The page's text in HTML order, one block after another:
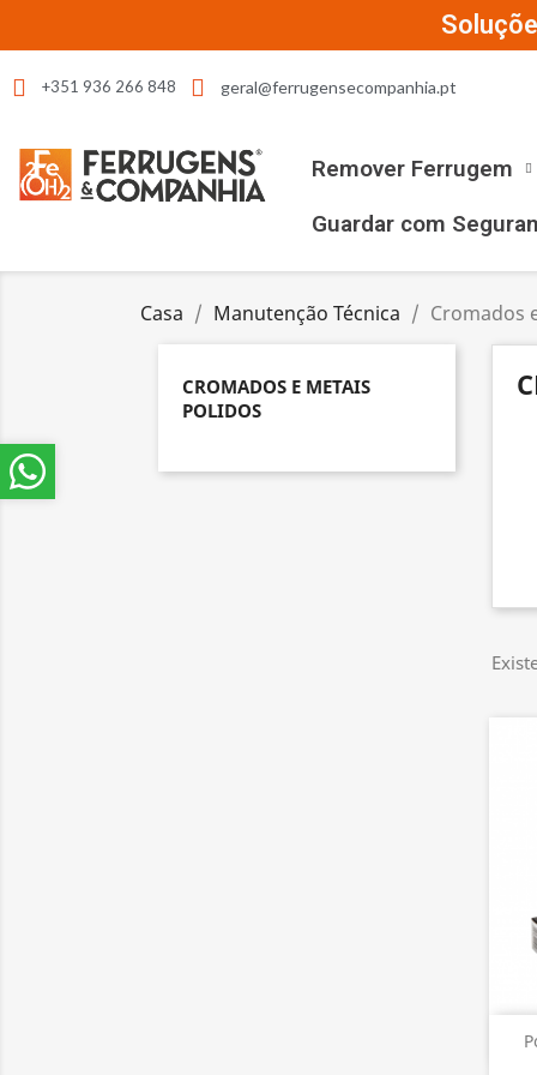
+351 936 266 848 geral@ferrugensecompanhia.pt
Remover Ferrugem
Guardar com
Casa Manutenção Técnica Cromados
CROMADOS E METAIS
POLIDOS